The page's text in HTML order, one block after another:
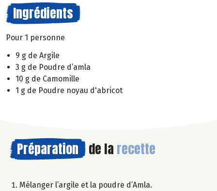
Ingrédients
Pour 1 personne
9 g de Argile
3 g de Poudre d’amla
10 g de Camomille
1 g de Poudre noyau d'abricot
Préparation de la recette
Mélanger l’argile et la poudre d’Amla.